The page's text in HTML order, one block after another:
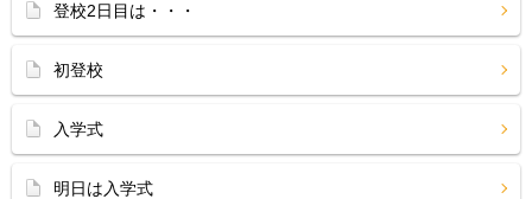
登校2日目は・・・
初登校
入学式
明日は入学式